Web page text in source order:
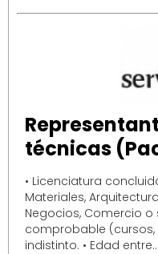
técnicas
• Licenciatura
Materiales,
Negocios, Comercio o
comprobable (cursos,
indistinto. • Edad entre...